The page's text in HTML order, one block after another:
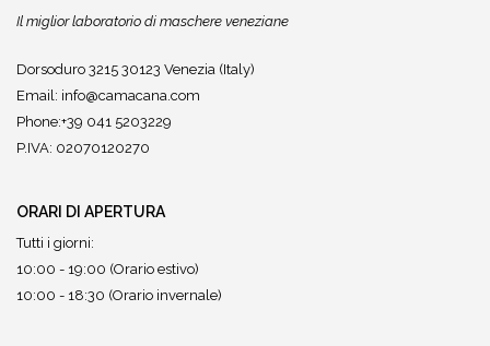
Il miglior laboratorio di maschere veneziane
Dorsoduro 3215 30123 Venezia (Italy)
Email: info@camacana.com
Phone:+39 041 5203229
P.IVA: 02070120270
ORARI DI APERTURA
Tutti i giorni:
10:00 - 19:00 (Orario estivo)
10:00 - 18:30 (Orario invernale)